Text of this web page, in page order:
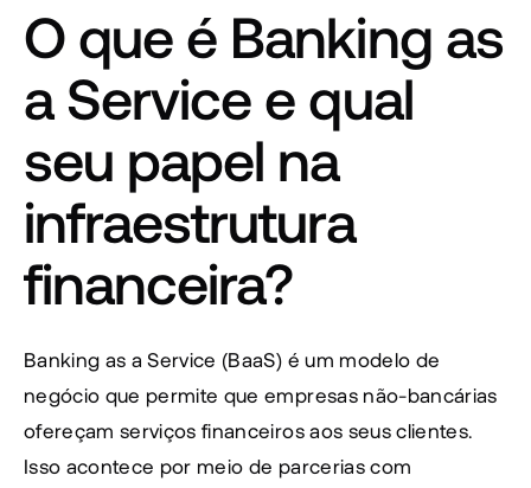
O que é Banking as
a Service e qual
seu papel na
infraestrutura
financeira?
Banking as a Service (BaaS) é um modelo de
negócio que permite que empresas não-bancárias
ofereçam serviços financeiros aos seus clientes.
Isso acontece por meio de parcerias com